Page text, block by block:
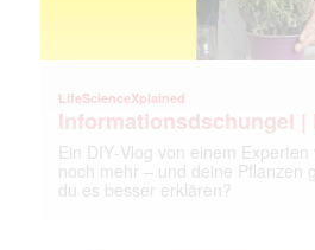
Mit dem
LifeScienceXplained
Informationsdschungel |
Ein DIY‑Vlog von einem
noch mehr – und deine Pflanzen
du es besser erklären?